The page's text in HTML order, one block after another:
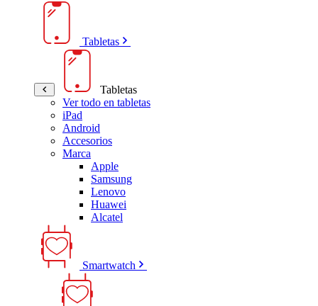
Tabletas
Tabletas
Ver todo en tabletas
iPad
Android
Accesorios
Marca
Apple
Samsung
Lenovo
Huawei
Alcatel
Smartwatch